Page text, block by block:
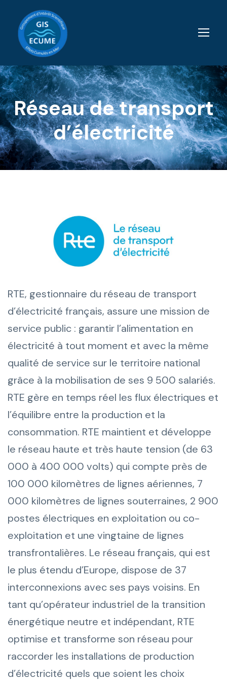
Réseau de transport
d’électricité
RTE, gestionnaire du réseau de transport
d’électricité français, assure une mission de
service public : garantir l’alimentation en
électricité à tout moment et avec la même
qualité de service sur le territoire national
grâce à la mobilisation de ses 9 500 salariés.
RTE gère en temps réel les flux électriques et
l’équilibre entre la production et la
consommation. RTE maintient et développe
le réseau haute et très haute tension (de 63
000 à 400 000 volts) qui compte près de
100 000 kilomètres de lignes aériennes, 7
000 kilomètres de lignes souterraines, 2 900
postes électriques en exploitation ou co-
exploitation et une vingtaine de lignes
transfrontalières. Le réseau français, qui est
le plus étendu d’Europe, dispose de 37
interconnexions avec ses pays voisins. En
tant qu’opérateur industriel de la transition
énergétique neutre et indépendant, RTE
optimise et transforme son réseau pour
raccorder les installations de production
d’électricité quels que soient les choix